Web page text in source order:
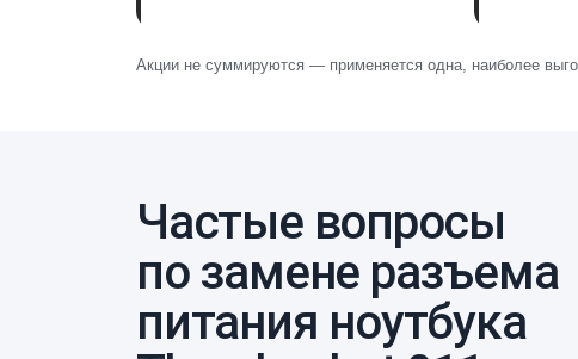
Акции не суммируются — применяется одна, наиболее
Частые вопросы
по замене разъема
питания ноутбука